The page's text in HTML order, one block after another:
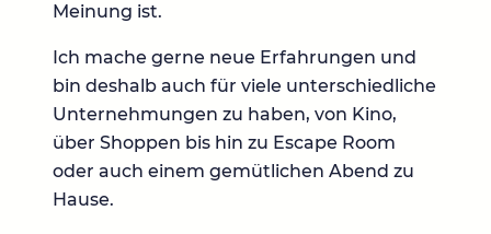
Meinung ist.
Ich mache gerne neue Erfahrungen und
bin deshalb auch für viele unterschiedliche
Unternehmungen zu haben, von Kino,
über Shoppen bis hin zu Escape Room
oder auch einem gemütlichen Abend zu
Hause.